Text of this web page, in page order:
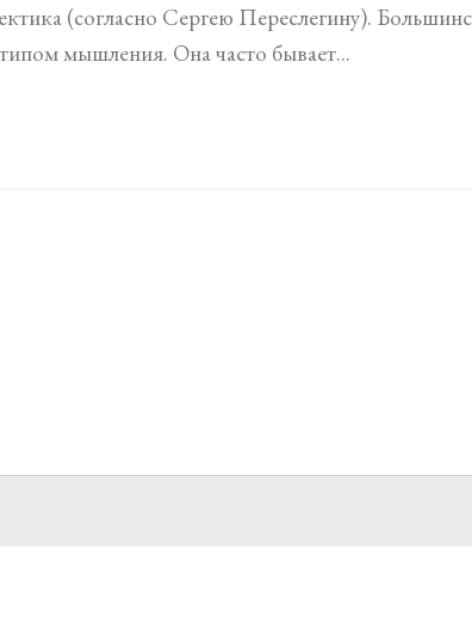
(согласно Сергею Переслегину).
мышления. Она часто бывает...